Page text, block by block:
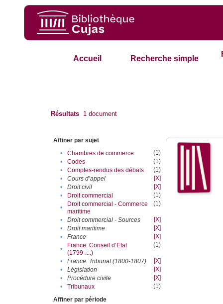
Accueil Recherche simple
Résultats 1 document
Affiner par sujet
•
Chambres de commerce
(1)
•
Codes
(1)
•
Comptes-rendus des débats
(1)
•
Cours d’appel
[X]
•
Droit civil
[X]
•
Droit commercial
(1)
•
Droit commercial - Commerce
maritime
(1)
• Droit commercial - Sources
[X]
•
Droit maritime
[X]
•
France
[X]
•
France. Conseil d’Etat
(1799-....)
(1)
• France. Tribunat (1800-1807)
[X]
•
Législation
[X]
•
Procédure civile
[X]
•
Tribunaux
(1)
Affiner par période